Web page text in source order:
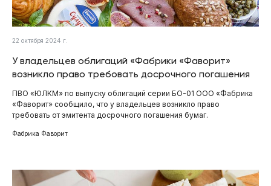
22 октября 2024 г.
У владельцев облигаций «Фабрики «Фаворит»
возникло право требовать досрочного погашения
ПВО «ЮЛКМ» по выпуску облигаций серии БО-01 ООО «Фабрика
«Фаворит» сообщило, что у владельцев возникло право
требовать от эмитента досрочного погашения бумаг.
Фабрика Фаворит